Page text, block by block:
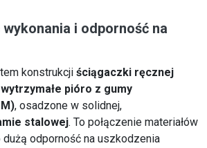
i odporność na
konstrukcji ściągaczki ręcznej
wytrzymałe pióro z gumy
, osadzone w solidnej,
stalowej. To połączenie materiałów
odporność na uszkodzenia